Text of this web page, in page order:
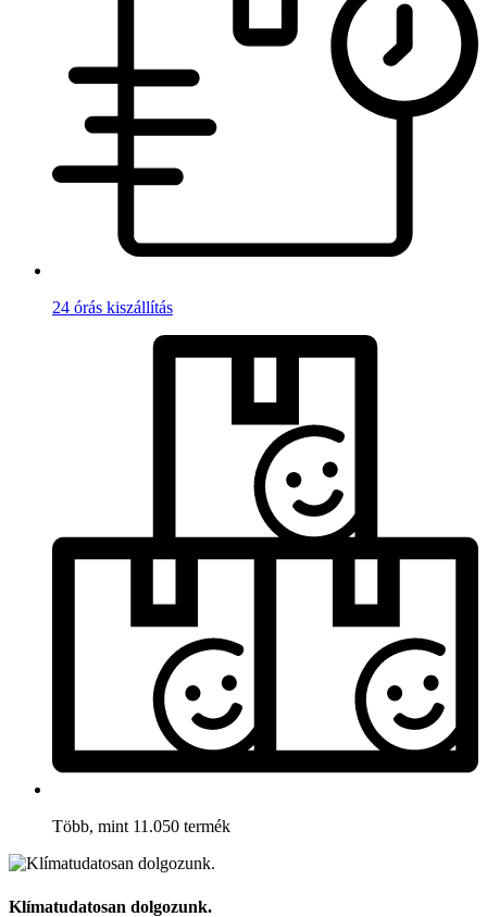
24 órás kiszállítás
Több, mint 11.050 termék
Klímatudatosan dolgozunk.